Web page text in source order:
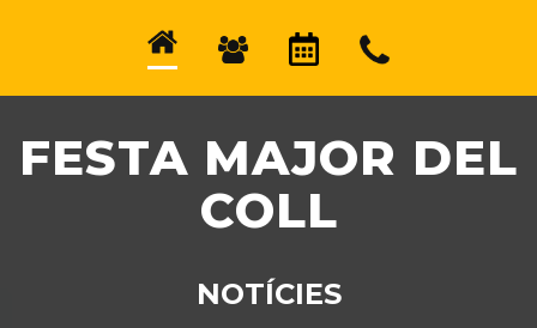
FESTA MAJOR DEL
COLL
NOTÍCIES